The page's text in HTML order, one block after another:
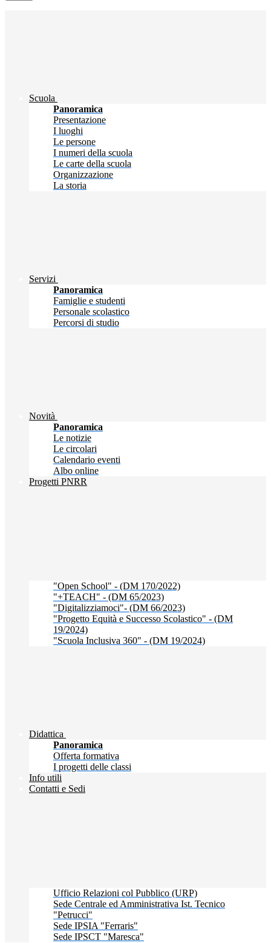
Scuola
Panoramica
Presentazione
I luoghi
Le persone
I numeri della scuola
Le carte della scuola
Organizzazione
La storia
Servizi
Panoramica
Famiglie e studenti
Personale scolastico
Percorsi di studio
Novità
Panoramica
Le notizie
Le circolari
Calendario eventi
Albo online
Progetti PNRR
"Open School" - (DM 170/2022)
"+TEACH" - (DM 65/2023)
"Digitalizziamoci"- (DM 66/2023)
"Progetto Equità e Successo Scolastico" - (DM
19/2024)
"Scuola Inclusiva 360" - (DM 19/2024)
Didattica
Panoramica
Offerta formativa
I progetti delle classi
Info utili
Contatti e Sedi
Ufficio Relazioni col Pubblico (URP)
Sede Centrale ed Amministrativa Ist. Tecnico
"Petrucci"
Sede IPSIA "Ferraris"
Sede IPSCT "Maresca"